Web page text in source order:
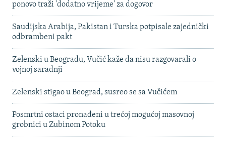
ponovo traži 'dodatno vrijeme' za dogovor
Saudijska Arabija, Pakistan i Turska potpisale zajednički
odbrambeni pakt
Zelenski u Beogradu, Vučić kaže da nisu razgovarali o
vojnoj saradnji
Zelenski stigao u Beograd, susreo se sa Vučićem
Posmrtni ostaci pronađeni u trećoj mogućoj masovnoj
grobnici u Zubinom Potoku